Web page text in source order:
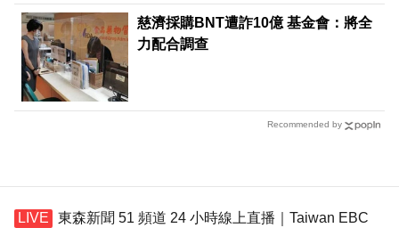
慈濟採購BNT遭詐10億 基金會：將全
力配合調查
Recommended by
東森新聞 51 頻道 24 小時線上直播｜Taiwan EBC